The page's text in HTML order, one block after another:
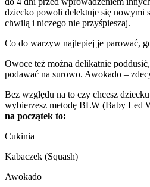
dziecko powoli delektuje się nowymi
chwilą i niczego nie przyśpieszaj.
Co do warzyw najlepiej je parować,
Owoce też można delikatnie
podawać na surowo. Awokado –
Bez względu na to czy chcesz
wybierzesz metodę BLW (Baby Led
na początek to:
Cukinia
Kabaczek (Squash)
Awokado